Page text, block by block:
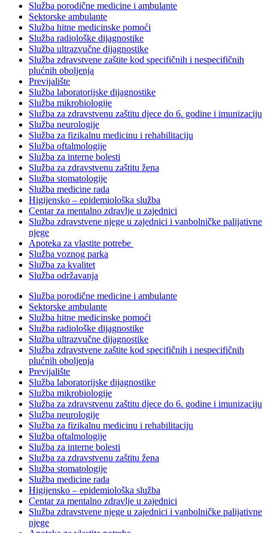
Služba porodične medicine i ambulante
Sektorske ambulante
Služba hitne medicinske pomoći
Služba radiološke dijagnostike
Služba ultrazvučne dijagnostike
Služba zdravstvene zaštite kod specifičnih i nespecifičnih
plućnih oboljenja
Previjalište
Služba laboratorijske dijagnostike
Služba mikrobiologije
Služba za zdravstvenu zaštitu djece do 6. godine i imunizaciju
Služba neurologije
Služba za fizikalnu medicinu i rehabilitaciju
Služba oftalmologije
Služba za interne bolesti
Služba za zdravstvenu zaštitu žena
Služba stomatologije
Služba medicine rada
Higijensko – epidemiološka služba
Centar za mentalno zdravlje u zajednici
Služba zdravstvene njege u zajednici i vanbolničke palijativne
njege
Apoteka za vlastite potrebe
Služba voznog parka
Služba za kvalitet
Služba održavanja
Služba porodične medicine i ambulante
Sektorske ambulante
Služba hitne medicinske pomoći
Služba radiološke dijagnostike
Služba ultrazvučne dijagnostike
Služba zdravstvene zaštite kod specifičnih i nespecifičnih
plućnih oboljenja
Previjalište
Služba laboratorijske dijagnostike
Služba mikrobiologije
Služba za zdravstvenu zaštitu djece do 6. godine i imunizaciju
Služba neurologije
Služba za fizikalnu medicinu i rehabilitaciju
Služba oftalmologije
Služba za interne bolesti
Služba za zdravstvenu zaštitu žena
Služba stomatologije
Služba medicine rada
Higijensko – epidemiološka služba
Centar za mentalno zdravlje u zajednici
Služba zdravstvene njege u zajednici i vanbolničke palijativne
njege